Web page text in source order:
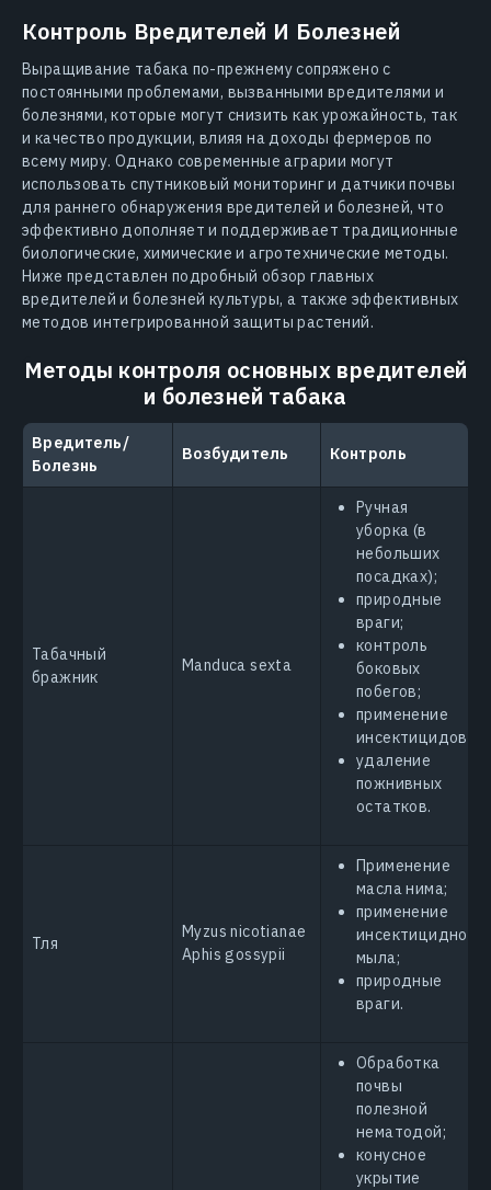
Контроль Вредителей И Болезней
Выращивание табака по-прежнему сопряжено с
постоянными проблемами, вызванными вредителями и
болезнями, которые могут снизить как урожайность, так
и качество продукции, влияя на доходы фермеров по
всему миру. Однако современные аграрии могут
использовать спутниковый мониторинг и датчики почвы
для раннего обнаружения вредителей и болезней, что
эффективно дополняет и поддерживает традиционные
биологические, химические и агротехнические методы.
Ниже представлен подробный обзор главных
вредителей и болезней культуры, а также эффективных
методов интегрированной защиты растений.
Методы контроля основных вредителей
и болезней табака
Вредитель/
Болезнь
Возбудитель Контроль
Табачный
бражник
Manduca sexta
Ручная
уборка (в
небольших
посадках);
природные
враги;
контроль
боковых
побегов;
применение
инсектицидов;
удаление
пожнивных
остатков.
Тля
Myzus nicotianae
Aphis gossypii
Применение
масла нима;
применение
инсектицидного
мыла;
природные
враги.
Обработка
почвы
полезной
нематодой;
конусное
укрытие